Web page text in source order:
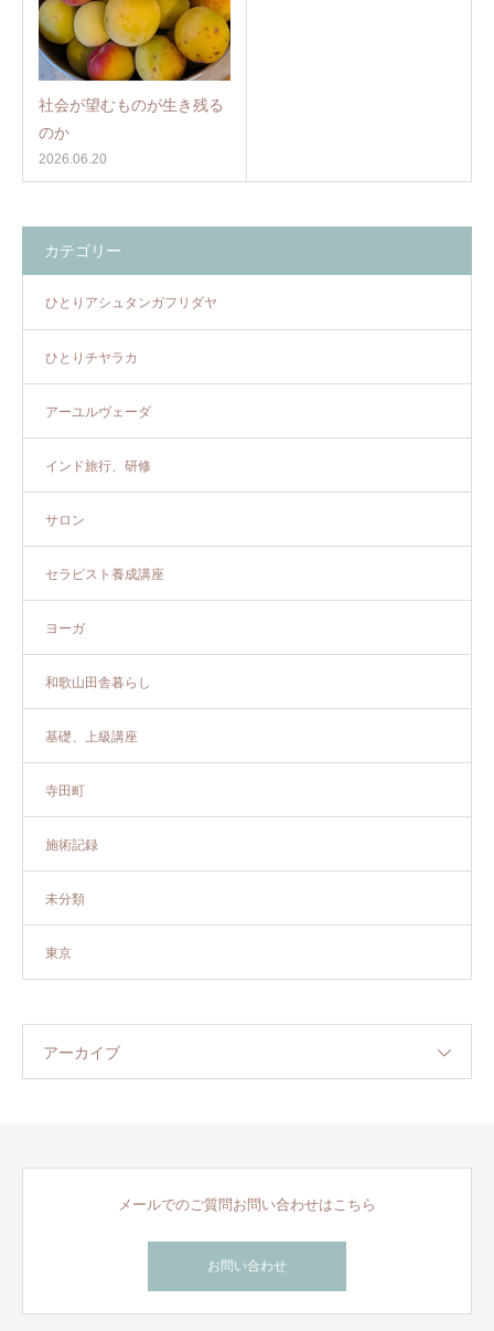
社会が望むものが生き残る
のか
2026.06.20
カテゴリー
ひとりアシュタンガフリダヤ
ひとりチヤラカ
アーユルヴェーダ
インド旅行、研修
サロン
セラピスト養成講座
ヨーガ
和歌山田舎暮らし
基礎、上級講座
寺田町
施術記録
未分類
東京
アーカイブ
メールでのご質問お問い合わせはこちら
お問い合わせ